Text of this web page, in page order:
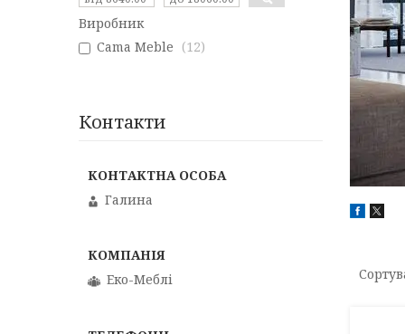
Виробник
Cama Meble
12
Контакти
Галина
Еко-Меблі